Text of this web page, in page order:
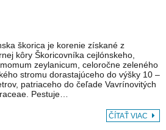
škorica je korenie získané z
kôry Škoricovníka cejlónskeho,
zeylanicum, celoročne zeleného
stromu dorastajúceho do výšky 10 –
patriaceho do čeľade Vavrínovitých
Pestuje…
ČÍTAŤ VIAC